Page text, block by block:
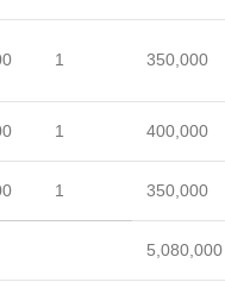
1 350,000
1 400,000
1 350,000
5,080,000